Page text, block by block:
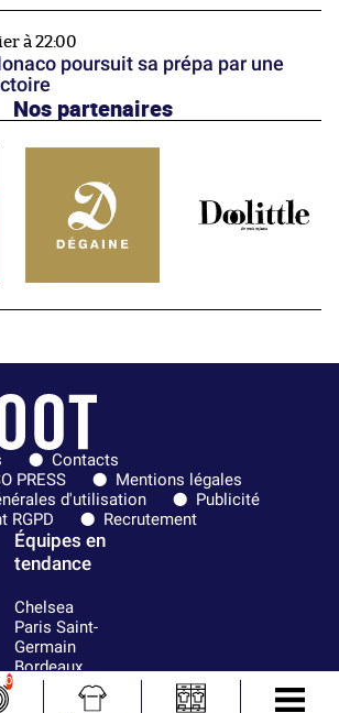
à 22:00
poursuit sa prépa par une
Nos partenaires
Contacts
PRESS
Mentions légales
d'utilisation
Publicité
RGPD
Recrutement
Équipes en
tendance
Chelsea
Paris Saint-
Germain
Bordeaux
Olympique
0